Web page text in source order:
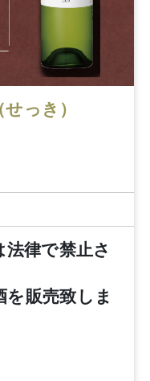
っき）
律で禁止さ
を販売致しま